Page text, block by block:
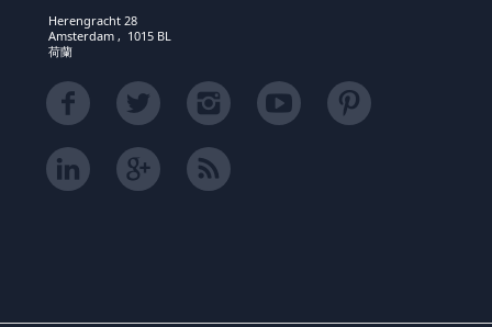
Herengracht 28
Amsterdam , 1015 BL
荷蘭